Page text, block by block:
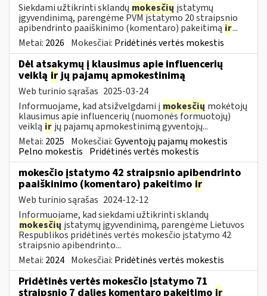
Siekdami užtikrinti sklandų mokesčių įstatymų
įgyvendinimą, parengėme PVM įstatymo 20 straipsnio
apibendrinto paaiškinimo (komentaro) pakeitimą ir...
Metai: 2026 Mokesčiai: Pridėtinės vertės mokestis
Dėl atsakymų į klausimus apie influencerių
veiklą irjų pajamų apmokestinimą
Web turinio sąrašas 2025-03-24
Informuojame, kad atsižvelgdami į mokesčių mokėtojų
klausimus apie influencerių (nuomonės formuotojų)
veiklą ir jų pajamų apmokestinimą gyventojų...
Metai: 2025 Mokesčiai:Gyventojų pajamų mokestis
Pelno mokestis Pridėtinės vertės mokestis
mokesčio įstatymo 42 straipsnio apibendrinto
paaiškinimo (komentaro) pakeitimo ir
Web turinio sąrašas 2024-12-12
Informuojame, kad siekdami užtikrinti sklandų
mokesčių įstatymų įgyvendinimą, parengėme Lietuvos
Respublikos pridėtinės vertės mokesčio įstatymo 42
straipsnio apibendrinto...
Metai: 2024 Mokesčiai: Pridėtinės vertės mokestis
Pridėtinės vertės mokesčio įstatymo 71
straipsnio 7 dalies komentaro pakeitimo ir